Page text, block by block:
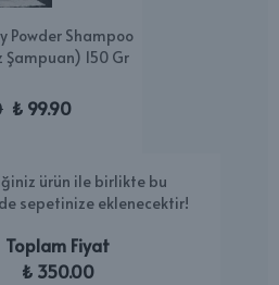
Powder Shampoo
Şampuan) 150 Gr
₺ 99.90
ürün ile birlikte bu
sepetinize eklenecektir!
Toplam Fiyat
₺ 350.00